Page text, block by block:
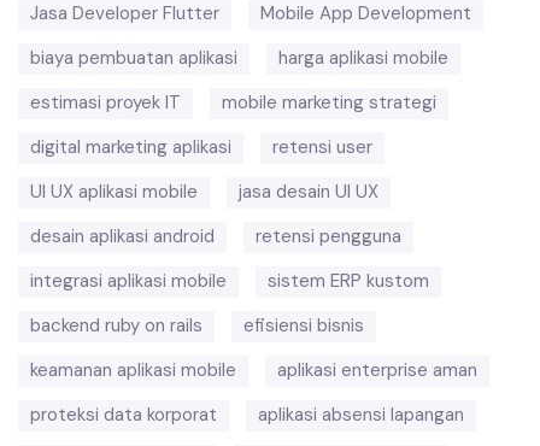
Jasa Developer Flutter
Mobile App Development
biaya pembuatan aplikasi
harga aplikasi mobile
estimasi proyek IT
mobile marketing strategi
digital marketing aplikasi
retensi user
UI UX aplikasi mobile
jasa desain UI UX
desain aplikasi android
retensi pengguna
integrasi aplikasi mobile
sistem ERP kustom
backend ruby on rails
efisiensi bisnis
keamanan aplikasi mobile
aplikasi enterprise aman
proteksi data korporat
aplikasi absensi lapangan